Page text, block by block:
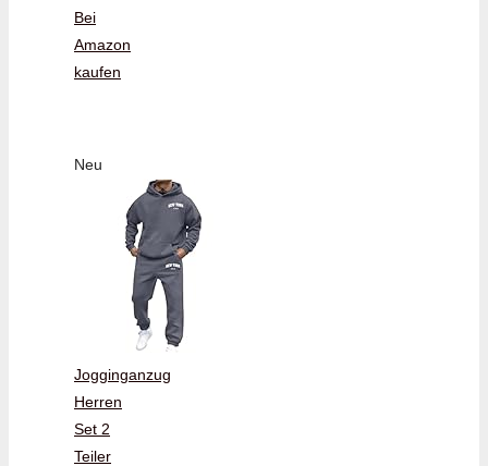
Bei
Amazon
kaufen
Neu
Jogginganzug
Herren
Set 2
Teiler